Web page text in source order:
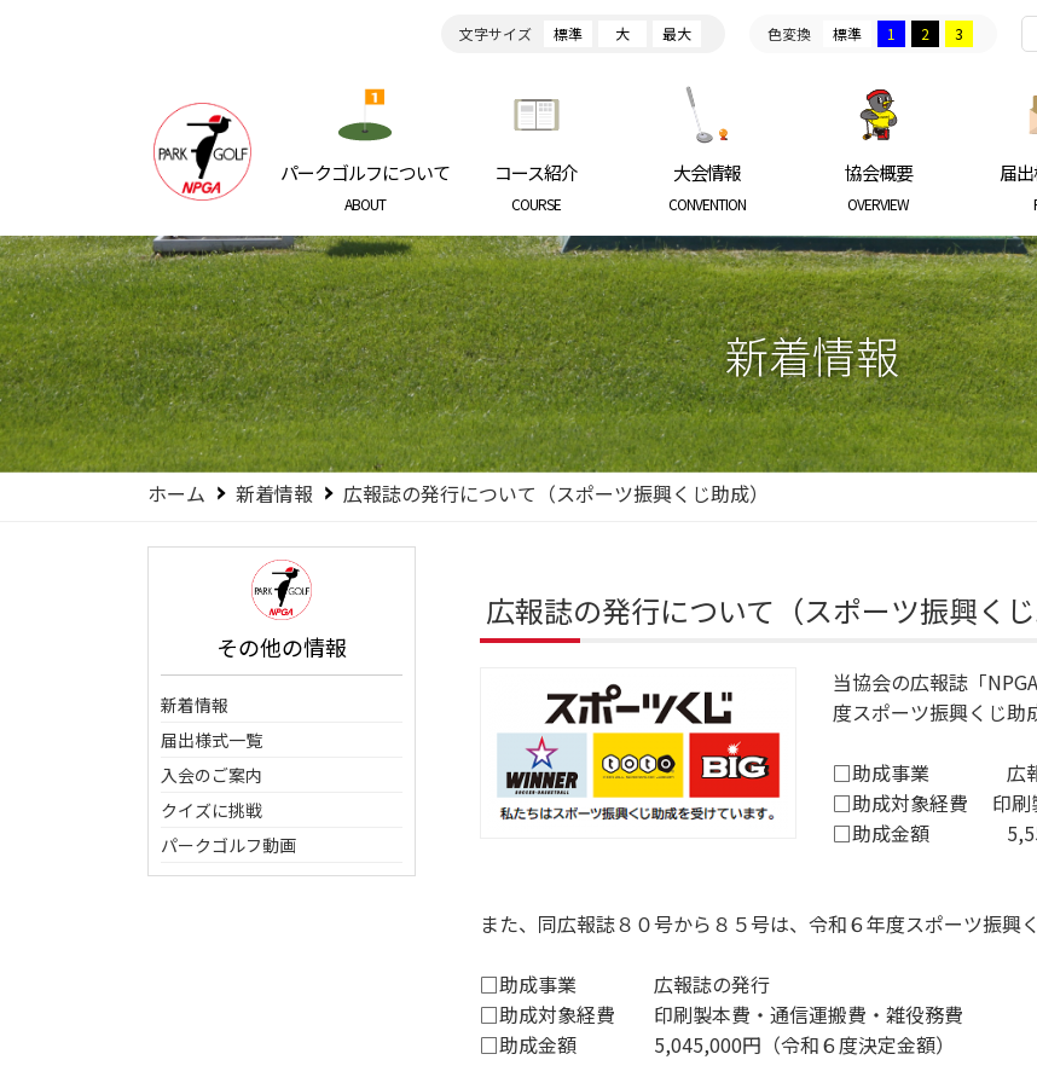
文字サイズ 標準 大 最大 色変換 標準 1 2 3
日本パークゴルフ協会 NIPPON PARKGOLF ASSOCIATION
パークゴルフについて
ABOUT
コース紹介
COURSE
大会情報
CONVENTION
協会概要
OVERVIEW
届
新着情報
ホーム 新着情報 広報誌の発行について（スポーツ振興くじ助成）
その他の情報
新着情報
届出様式一覧
入会のご案内
クイズに挑戦
パークゴルフ動画
広報誌の発行について（スポーツ振興くじ
当協会の広報誌「
度スポーツ振興くじ助
□助成事業 広報
□助成対象経費 印刷
□助成金額
また、同広報誌８０号から８５号は、令和６年度スポーツ振興
□助成事業 広報誌の発行
□助成対象経費 印刷製本費・通信運搬費・雑役務費
□助成金額 5,045,000円（令和６度決定金額）